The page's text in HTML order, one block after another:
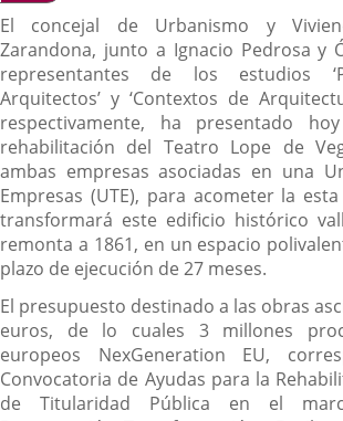
El concejal de Urbanismo y
Zarandona, junto a Ignacio Pedrosa y
representantes de los estudios
Arquitectos’ y ‘Contextos de
respectivamente, ha presentado
rehabilitación del Teatro Lope de
ambas empresas asociadas en una
Empresas (UTE), para acometer la
transformará este edificio histórico
remonta a 1861, en un espacio
plazo de ejecución de 27 meses.
El presupuesto destinado a las obras
euros, de lo cuales 3 millones
europeos NexGeneration EU,
Convocatoria de Ayudas para la
de Titularidad Pública en el